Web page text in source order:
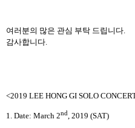
여러분의 많은 관심 부탁 드립니다.
감사합니다.
<2019 LEE HONG GI SOLO
1. Date: March 2nd, 2019 (SAT)